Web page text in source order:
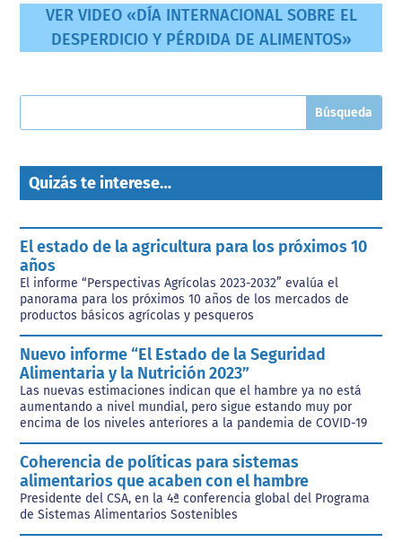
VER VIDEO «DÍA INTERNACIONAL SOBRE EL
DESPERDICIO Y PÉRDIDA DE ALIMENTOS»
Quizás te interese…
El estado de la agricultura para los próximos 10
años
El informe “Perspectivas Agrícolas 2023-2032” evalúa el
panorama para los próximos 10 años de los mercados de
productos básicos agrícolas y pesqueros
Nuevo informe “El Estado de la Seguridad
Alimentaria y la Nutrición 2023”
Las nuevas estimaciones indican que el hambre ya no está
aumentando a nivel mundial, pero sigue estando muy por
encima de los niveles anteriores a la pandemia de COVID-19
Coherencia de políticas para sistemas
alimentarios que acaben con el hambre
Presidente del CSA, en la 4ª conferencia global del Programa
de Sistemas Alimentarios Sostenibles